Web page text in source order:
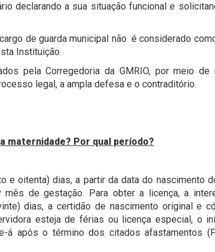
declarando a sua situação funcional e
de guarda municipal não é considerado
Instituição.
pela Corregedoria da GMRIO, por meio de
legal, a ampla defesa e o contraditório.
maternidade? Por qual período?
e oitenta) dias, a partir da data do nascimento
de gestação. Para obter a licença, a
dias, a certidão de nascimento original e
esteja de férias ou licença especial, o
após o término dos citados afastamentos